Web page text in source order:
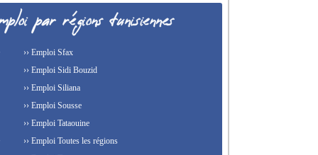
›› Emploi Sfax
›› Emploi Sidi Bouzid
›› Emploi Siliana
›› Emploi Sousse
›› Emploi Tataouine
›› Emploi Toutes les régions